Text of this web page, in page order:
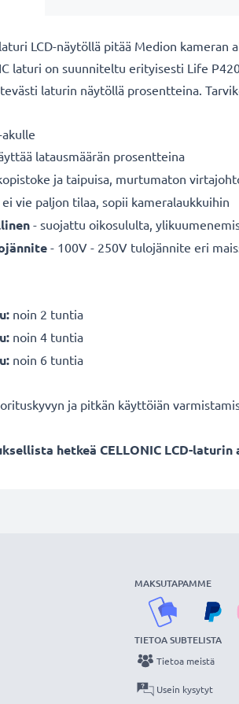
LCD-näytöllä pitää Medion kameran
laturi on suunniteltu erityisesti Life
laturin näytöllä prosentteina.
latausmäärän prosentteina
ja taipuisa, murtumaton
ei vie paljon tilaa, sopii kameralaukkuihin
- suojattu oikosululta,
- 100V - 250V tulojännite eri
noin 2 tuntia
noin 4 tuntia
noin 6 tuntia
ja pitkän käyttöiän
hetkeä CELLONIC LCD-
MAKSUTAPAMME
TIETOA SUBTELISTA
Tietoa meistä
Usein kysytyt